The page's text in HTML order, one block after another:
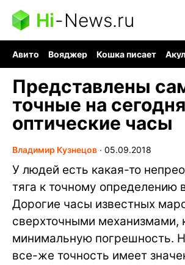
Hi-News.ru
Авито Вояджер Кошка писает
Представлены
точные на сегодня
оптические часы
Владимир Кузнецов ∙ 05.09.2018
У людей есть какая-то
тяга к точному определению
Дорогие часы известных
сверхточными механизмами,
минимальную погрешность.
все-же точность имеет